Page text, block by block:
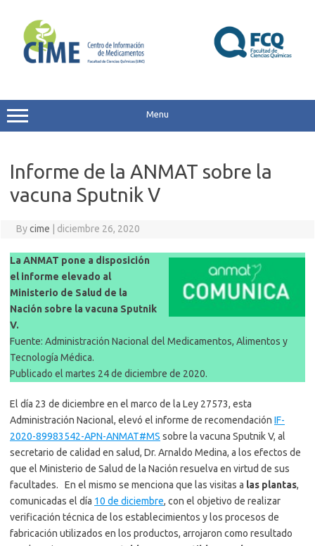
content
Menu
Informe de la ANMAT sobre la
vacuna Sputnik V
Bycime diciembre 26, 2020
La ANMAT pone a disposición
el informe elevado al
Ministerio de Salud de la
Nación sobre la vacuna Sputnik
V.
Fuente: Administración Nacional del Medicamentos, Alimentos y
Tecnología Médica.
Publicado el martes 24 de diciembre de 2020.
El día 23 de diciembre en el marco de la Ley 27573, esta
Administración Nacional, elevó el informe de recomendación IF-
2020-89983542-APN-ANMAT#MS sobre la vacuna Sputnik V, al
secretario de calidad en salud, Dr. Arnaldo Medina, a los efectos de
que el Ministerio de Salud de la Nación resuelva en virtud de sus
facultades. En el mismo se menciona que las visitas a las plantas,
comunicadas el día 10 de diciembre, con el objetivo de realizar
verificación técnica de los establecimientos y los procesos de
fabricación utilizados en los productos, arrojaron como resultado